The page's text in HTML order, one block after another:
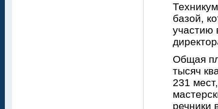
базой,
участию
Общая
тысяч
231
речники